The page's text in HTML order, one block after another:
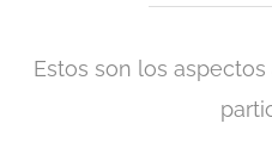
Estos son los